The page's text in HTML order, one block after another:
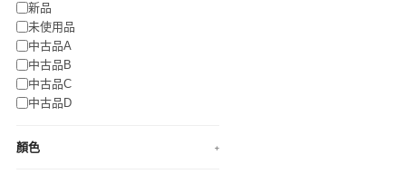
新品
未使用品
中古品A
中古品B
中古品C
中古品D
顏色 +